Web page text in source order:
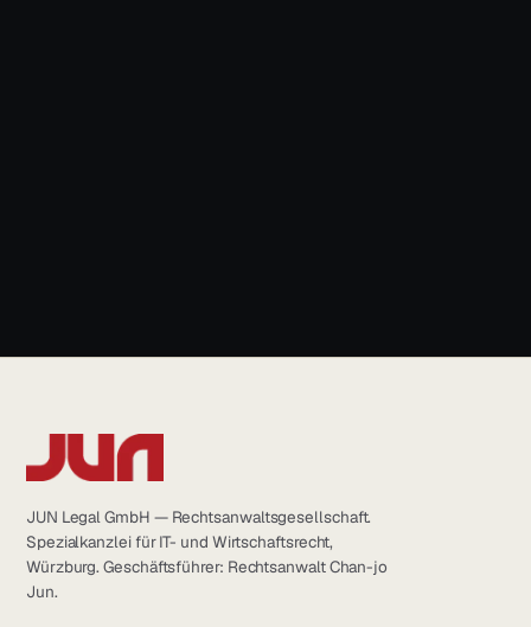
JUN Legal GmbH — Rechtsanwaltsgesellschaft.
Spezialkanzlei für IT- und Wirtschaftsrecht,
Würzburg. Geschäftsführer: Rechtsanwalt Chan-jo
Jun.